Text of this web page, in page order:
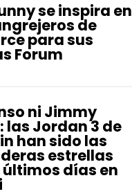
se inspira en
de
para sus
Forum
ni Jimmy
las Jordan 3 de
han sido las
estrellas
últimos días en